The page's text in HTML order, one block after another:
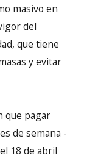
masivo en
del
que tiene
y evitar
que pagar
de semana -
18 de abril